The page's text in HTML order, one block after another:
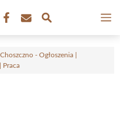
Choszczno - Ogłoszenia |
Praca